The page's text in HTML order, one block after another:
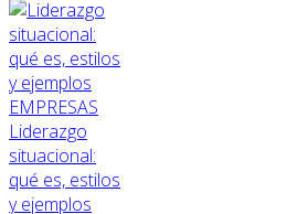
EMPRESAS
Liderazgo
situacional:
qué es, estilos
y ejemplos